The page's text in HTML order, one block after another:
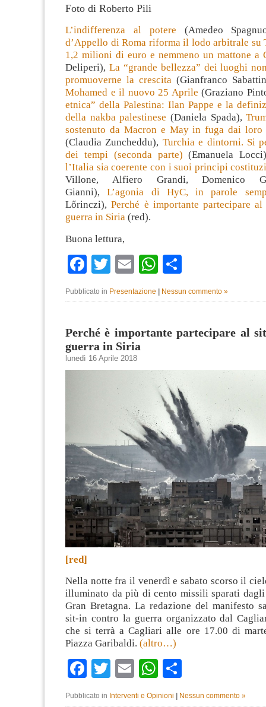
Foto di Roberto Pili
L’indifferenza al potere (Amedeo
d’Appello di Roma riforma il lodo arbitrale su
1,2 milioni di euro e nemmeno un mattone a
Deliperi), La “grande bellezza” dei luoghi
promuoverne la crescita (Gianfranco
Mohamed e il nuovo 25 Aprile (Graziano
etnica” della Palestina: Ilan Pappe e la
della nakba palestinese (Daniela Spada),
sostenuto da Macron e May in fuga dai
(Claudia Zuncheddu), Turchia e dintorni. Si
dei tempi (seconda parte) (Emanuela
l’Italia sia coerente con i suoi principi
Villone, Alfiero Grandi, Domenico
Gianni),L’agonia di HyC, in parole
Lőrinczi),Perché è importante partecipare
guerra in Siria (red).
Buona lettura,
Facebook
TwitterEmailWhatsApp
Pubblicato in Presentazione Nessun commento »
Perché è importante partecipare al
guerra in Siria
lunedì 16 Aprile 2018
[red]
Nella notte fra il venerdì e sabato scorso il
illuminato da più di cento missili sparati dagli
Gran Bretagna. La redazione del manifesto
sit-in contro la guerra organizzato dal
che si terrà a Cagliari alle ore 17.00 di
Piazza Garibaldi. (altro…)
Facebook
TwitterEmailWhatsApp
Pubblicato in Interventi e Opinioni Nessun commento »